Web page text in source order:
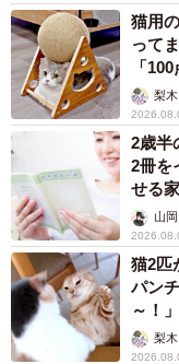
猫用
って
「
梨
2歳半
2冊を
せる
山
猫2匹
パン
～！
梨